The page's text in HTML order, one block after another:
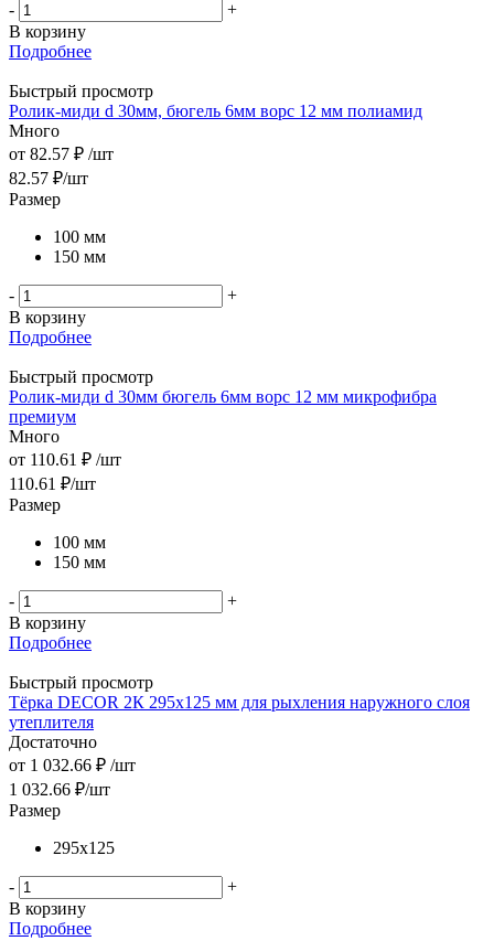
-
+
В корзину
Подробнее
Быстрый просмотр
Ролик-миди d 30мм, бюгель 6мм ворс 12 мм полиамид
Много
от 82.57 ₽ /шт
82.57 ₽/шт
Размер
100 мм
150 мм
-
+
В корзину
Подробнее
Быстрый просмотр
Ролик-миди d 30мм бюгель 6мм ворс 12 мм микрофибра
премиум
Много
от 110.61 ₽ /шт
110.61 ₽/шт
Размер
100 мм
150 мм
-
+
В корзину
Подробнее
Быстрый просмотр
Тёрка DECOR 2К 295х125 мм для рыхления наружного слоя
утеплителя
Достаточно
от 1 032.66 ₽ /шт
1 032.66 ₽/шт
Размер
295х125
-
+
В корзину
Подробнее